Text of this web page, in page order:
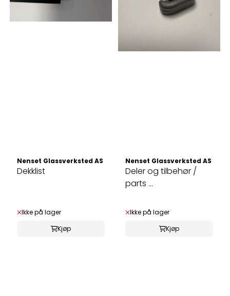
Nenset Glassverksted AS
Dekklist
Ikke på lager
Kjøp
Nenset Glassverksted AS
Deler og tilbehør /
parts ...
Ikke på lager
Kjøp